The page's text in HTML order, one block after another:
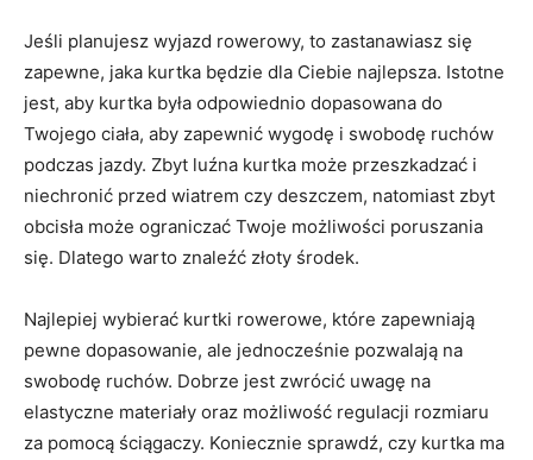
Jeśli planujesz wyjazd ‌rowerowy, to‍ zastanawiasz się
zapewne, jaka kurtka będzie dla Ciebie najlepsza. Istotne
jest, aby kurtka była odpowiednio dopasowana do
Twojego ciała,⁤ aby zapewnić wygodę i swobodę ruchów
‌podczas jazdy. Zbyt luźna ⁢kurtka może ​przeszkadzać i
niechronić przed wiatrem czy deszczem, natomiast zbyt
obcisła może ograniczać Twoje możliwości poruszania
się. Dlatego warto znaleźć złoty środek.
Najlepiej wybierać kurtki rowerowe, które zapewniają
pewne dopasowanie, ale jednocześnie ⁣pozwalają na
swobodę ruchów. Dobrze jest zwrócić uwagę ‍na
elastyczne materiały oraz możliwość regulacji rozmiaru
⁣za pomocą ściągaczy. Koniecznie⁤ sprawdź, czy kurtka‌ ma